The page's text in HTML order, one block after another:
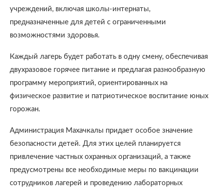
учреждений, включая школы-интернаты,
предназначенные для детей с ограниченными
возможностями здоровья.
Каждый лагерь будет работать в одну смену, обеспечивая
двухразовое горячее питание и предлагая разнообразную
программу мероприятий, ориентированных на
физическое развитие и патриотическое воспитание юных
горожан.
Администрация Махачкалы придает особое значение
безопасности детей. Для этих целей планируется
привлечение частных охранных организаций, а также
предусмотрены все необходимые меры по вакцинации
сотрудников лагерей и проведению лабораторных